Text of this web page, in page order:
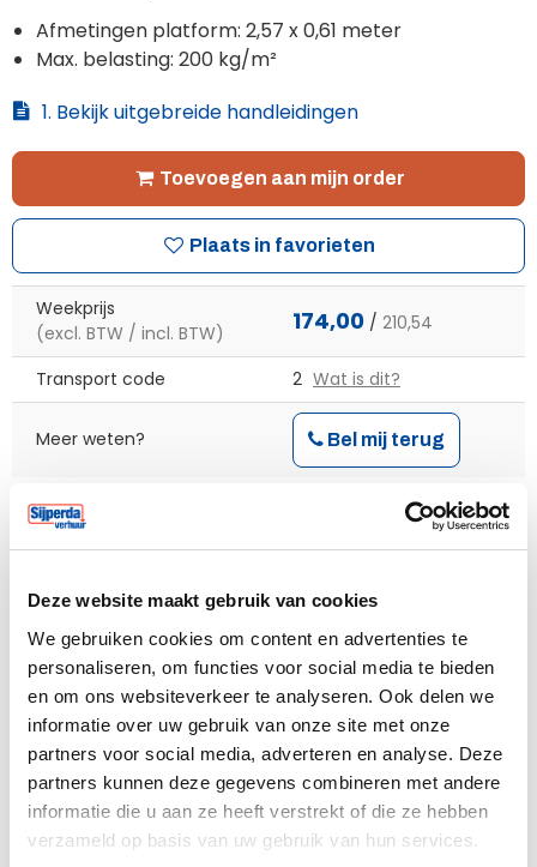
Deze website maakt gebruik van cookies
We gebruiken cookies om content en advertenties te
personaliseren, om functies voor social media te bieden
en om ons websiteverkeer te analyseren. Ook delen we
informatie over uw gebruik van onze site met onze
partners voor social media, adverteren en analyse. Deze
partners kunnen deze gegevens combineren met andere
informatie die u aan ze heeft verstrekt of die ze hebben
verzameld op basis van uw gebruik van hun services.
Afmetingen platform: 2,57 x 0,61 meter
Max. belasting: 200 kg/m²
1. Bekijk uitgebreide handleidingen
Toevoegen aan mijn order
Plaats in favorieten
Weekprijs
(excl. BTW / incl. BTW)
174,00 / 210,54
Transport code 2 Wat is dit?
Meer weten? Bel mij terug
Verwacht einde huur
De einddatum is een indicatie, je dient nog wel definitief